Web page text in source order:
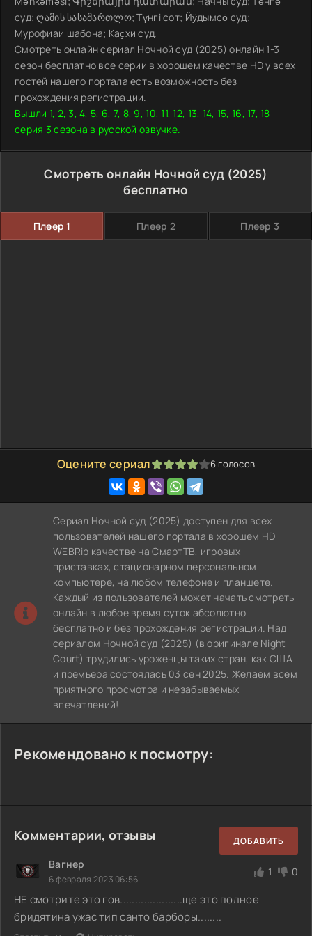
суд; ღამის სასამართლო; Түнгі сот; Йӱдымсӧ суд;
Мурофиаи шабона; Каҫхи суд.
Смотреть онлайн сериал Ночной суд (2025) онлайн 1-3
сезон бесплатно все серии в хорошем качестве HD у всех
гостей нашего портала есть возможность без
прохождения регистрации.
Вышли 1, 2, 3, 4, 5, 6, 7, 8, 9, 10, 11, 12, 13, 14, 15, 16, 17, 18
серия 3 сезона в русской озвучке.
Смотреть онлайн Ночной суд (2025)
бесплатно
Плеер 1 Плеер 2 Плеер 3
Оцените сериал
1 2 3 4 5 6голосов
Сериал Ночной суд (2025) доступен для всех
пользователей нашего портала в хорошем HD
WEBRip качестве на СмартТВ, игровых
приставках, стационарном персональном
компьютере, на любом телефоне и планшете.
Каждый из пользователей может начать смотреть
онлайн в любое время суток абсолютно
бесплатно и без прохождения регистрации. Над
сериалом Ночной суд (2025) (в оригинале Night
Court) трудились уроженцы таких стран, как США
и премьера состоялась 03 сен 2025. Желаем всем
приятного просмотра и незабываемых
впечатлений!
Рекомендовано к посмотру:
Комментарии, отзывы ДОБАВИТЬ
Вагнер
6 февраля 2023 06:56
1 0
НЕ смотрите это гов.....................ще это полное
бридятина ужас тип санто барборы........